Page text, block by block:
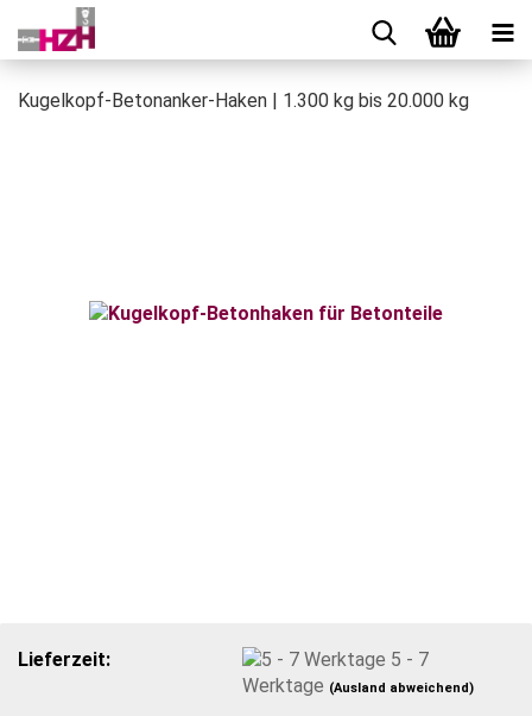
Kugelkopf-Betonanker-Haken | 1.300 kg bis 20.000 kg
Lieferzeit:
5 - 7
Werktage (Ausland abweichend)